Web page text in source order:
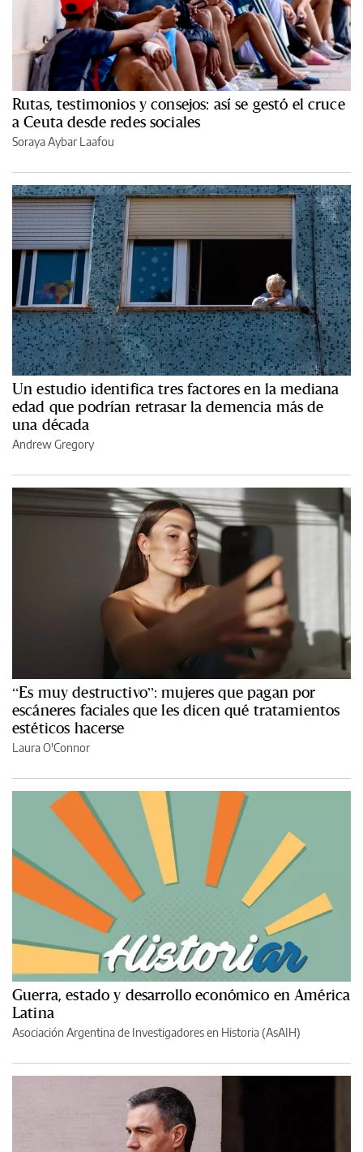
Rutas, testimonios y consejos: así se gestó el cruce
a Ceuta desde redes sociales
Soraya Aybar Laafou
Un estudio identifica tres factores en la mediana
edad que podrían retrasar la demencia más de
una década
Andrew Gregory
“Es muy destructivo”: mujeres que pagan por
escáneres faciales que les dicen qué tratamientos
estéticos hacerse
Laura O'Connor
Guerra, estado y desarrollo económico en América
Latina
Asociación Argentina de Investigadores en Historia (AsAIH)